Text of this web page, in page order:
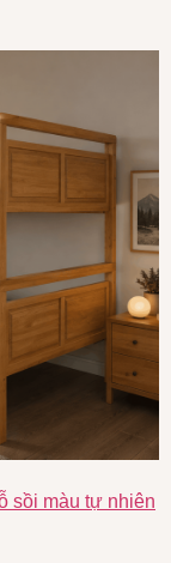
sồi màu tự nhiên